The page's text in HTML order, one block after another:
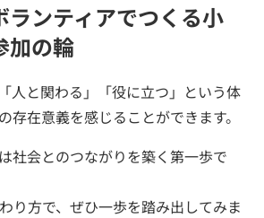
ランティアでつくる小
加の輪
人と関わる」「役に立つ」という体
存在意義を感じることができます。
社会とのつながりを築く第一歩で
り方で、ぜひ一歩を踏み出してみま